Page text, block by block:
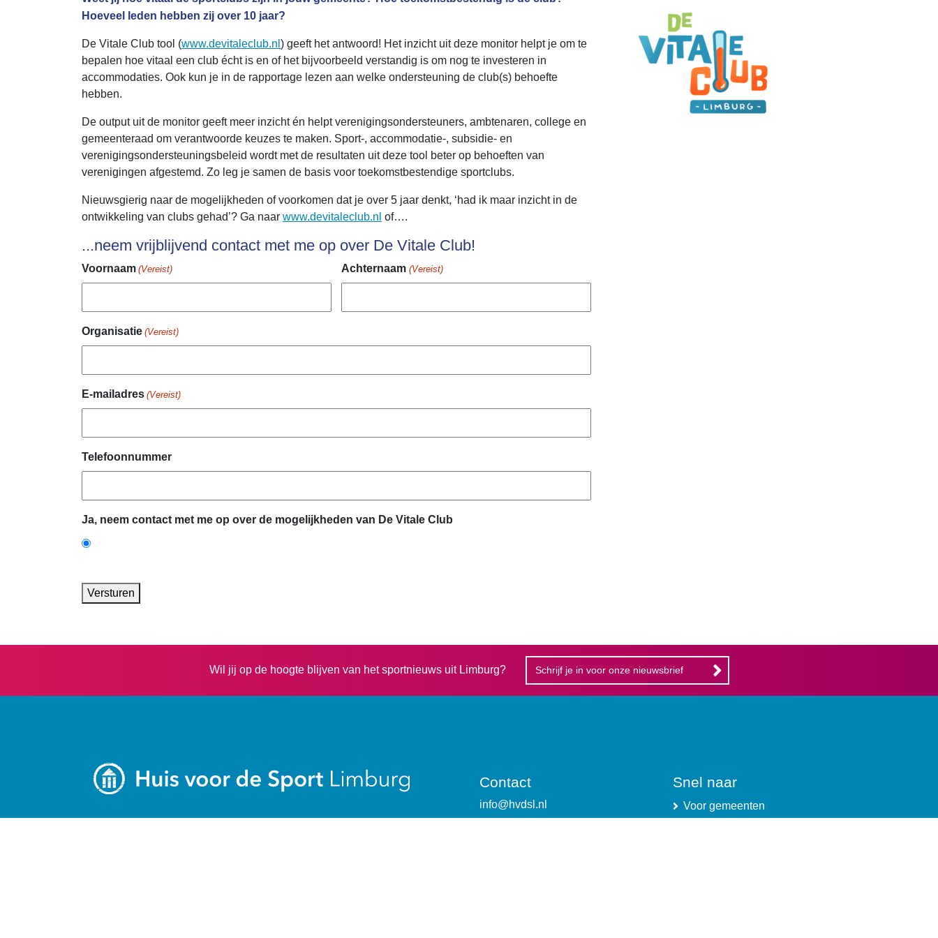
Hoeveel leden hebben zij over 10 jaar?
De Vitale Club tool (www.devitaleclub.nl ) geeft het antwoord! Het inzicht uit deze monitor helpt je om te
bepalen hoe vitaal een club écht is en of het bijvoorbeeld verstandig is om nog te investeren in
accommodaties. Ook kun je in de rapportage lezen aan welke ondersteuning de club(s) behoefte
hebben.
De output uit de monitor geeft meer inzicht én helpt verenigingsondersteuners, ambtenaren, college en
gemeenteraad om verantwoorde keuzes te maken. Sport-, accommodatie-, subsidie- en
verenigingsondersteuningsbeleid wordt met de resultaten uit deze tool beter op behoeften van
verenigingen afgestemd. Zo leg je samen de basis voor toekomstbestendige sportclubs.
Nieuwsgierig naar de mogelijkheden of voorkomen dat je over 5 jaar denkt, ‘had ik maar inzicht in de
ontwikkeling van clubs gehad’? Ga naar www.devitaleclub.nl of….
...neem vrijblijvend contact met me op over De Vitale Club!
Voornaam (Vereist) Achternaam (Vereist)
Organisatie (Vereist)
E-mailadres (Vereist)
Telefoonnummer
Ja, neem contact met me op over de mogelijkheden van De Vitale Club
Versturen
Wil jij op de hoogte blijven van het sportnieuws uit Limburg? Schrijf je in voor onze nieuwsbrief
Contact
info@hvdsl.nl
Snel naar
Voor gemeenten